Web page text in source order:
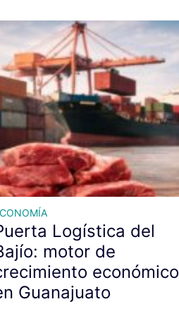
Logística del
motor de
económico
Guanajuato